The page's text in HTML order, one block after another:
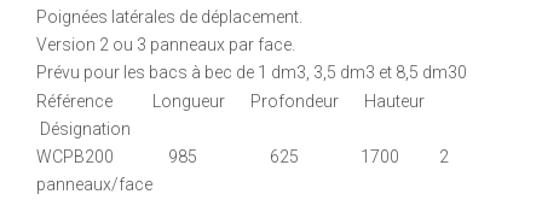
Poignées latérales de déplacement.
Version 2 ou 3 panneaux par face.
Prévu pour les bacs à bec de 1 dm3, 3,5 dm3 et 8,5 dm30
Référence Longueur Profondeur Hauteur
Désignation
WCPB200 985 625 1700 2
panneaux/face